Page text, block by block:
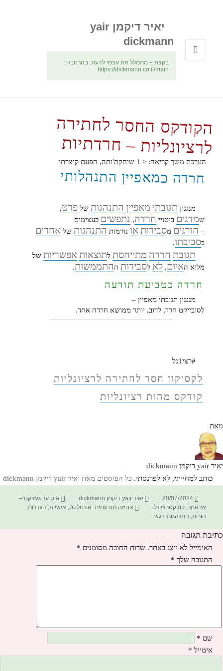
יאיר דיקמן yair
dickmann
בקצת – מתמלל את עצמי לדעת. בהרחבה:
https://dickmann.co.il/main
הקודקס החסר לחתירה
לרציונליות – חרדתיות
הערכת משך קריאה: < 1 שיחקת'ותה, הפעם קיצרתי
חרדה כמאפיין התנהלותי
מנגנון תגובתי מאפיין התנהגות של פרט,
שמדגים ביטויי חרדה, נתפשים כעצימים
– חורגים מסבירות או נורמות התנהגות של אחרים
בסביבתו.
תגובת חרדה מתייחסת לתוצאות אפשריות של
מלוא האיום, לא לסבירות ההתממשות.
חרדה כטביעת תודעה
מנגנון תגובתי מאפיין –
לסובייקט חרד, לרוב, יותר ממושא חרדה אחד.
#רצי1נל
לקסיקון חסר לחתירה לרציונליות
קודקס מהות רציונליות
מאת
יאיר yair דיקמן dickmann
כותב למחייתי, לא לפרנסתי. כל הפוסטים מאת יאיר yair דיקמן dickmann‏
פורסם
בתאריך
20/07/2024 מחבר
יאיר yair דיקמן dickmann קטגוריות
אוט ער געזוקט –
אז אמר,קודקסרציונלי תגיות
אחיזה תודעתית, אינטלקט, אישיות, הגדרות,
הורות, התנהגות,רגש
כתיבת תגובה
האימייל לא יוצג באתר. שדות החובה מסומנים *
התגובה שלך *
שם *
אימייל *